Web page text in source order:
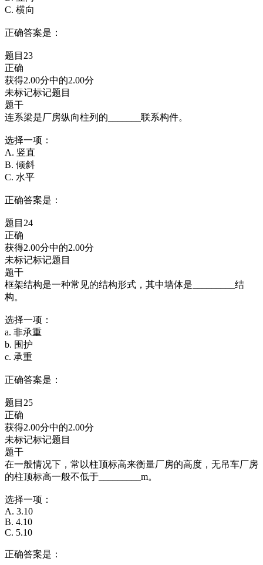
C. 横向
正确答案是：
题目23
正确
获得2.00分中的2.00分
未标记标记题目
题干
连系梁是厂房纵向柱列的_______联系构件。
选择一项：
A. 竖直
B. 倾斜
C. 水平
正确答案是：
题目24
正确
获得2.00分中的2.00分
未标记标记题目
题干
框架结构是一种常见的结构形式，其中墙体是_________结
构。
选择一项：
a. 非承重
b. 围护
c. 承重
正确答案是：
题目25
正确
获得2.00分中的2.00分
未标记标记题目
题干
在一般情况下，常以柱顶标高来衡量厂房的高度，无吊车厂房
的柱顶标高一般不低于_________m。
选择一项：
A. 3.10
B. 4.10
C. 5.10
正确答案是：